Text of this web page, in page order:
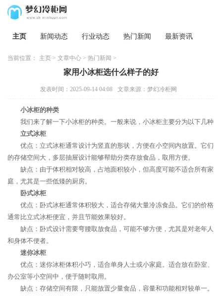
主页 新闻动态 行业动态 热门新闻 最新资讯
当前位置： 主页 > 文章中心 > 热门新闻 >
家用小冰柜选什么样子的好
发表时间：2025-09-14 04:08 文章来源：梦幻冷柜网
小冰柜的种类
我们来了解一下小冰柜的种类。一般来说，小冰柜主要分为以下几种
立式冰柜
优点：立式冰柜通常设计为竖直的形状，方便在小空间内放置。它们
的存储空间大，多层抽屉设计能够帮助分类存放食品，取用方便。
缺点：由于体积相对较高，占地面积较小，但高度可能不适合所有家
庭，尤其是一些低矮的厨房。
卧式冰柜
优点：卧式冰柜通常体积较大，适合存储大量冷冻食品。它们的价格
通常比立式冰柜便宜，并且节能效果较好。
缺点：卧式设计需要弯腰取放食品，可能不够方便，尤其是对老年人
和身体不便者。
迷你冰柜
优点：迷你冰柜体积小巧，适合单身人士或小家庭。适合放在卧室、
办公室等小空间中，便于随时取用。
缺点：存储空间有限，只能放置少量食品，容量和功能相对较单一。